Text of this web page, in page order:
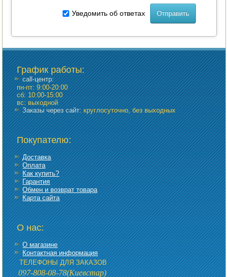
Уведомить об ответах
График работы:
call-центр:
пн-пт: 9:00-20:00
сб: 10:00-15:00
вс: выходной
Заказы через сайт:круглосуточно, без выходных
Покупателю:
Доставка
Оплата
Как купить?
Гарантия
Обмен и возврат товара
Карта сайта
О нас:
О магазине
Контактная информация
ТЕЛЕФОНЫ ДЛЯ ЗАКАЗОВ
097-808-08-78(Киевстар)